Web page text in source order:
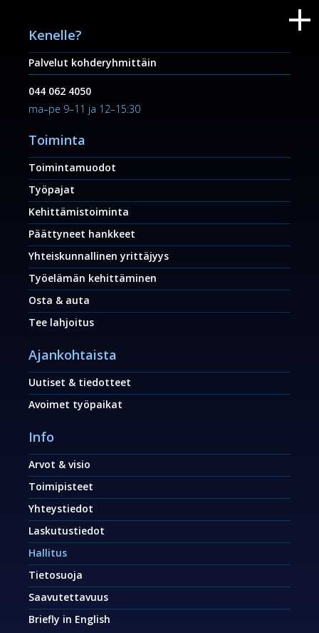
Kenelle?
Palvelut kohderyhmittäin
044 062 4050
ma–pe 9–11 ja 12–15:30
Toiminta
Toimintamuodot
Työpajat
Kehittämistoiminta
Päättyneet hankkeet
Yhteiskunnallinen yrittäjyys
Työelämän kehittäminen
Osta & auta
Tee lahjoitus
Ajankohtaista
Uutiset & tiedotteet
Avoimet työpaikat
Info
Arvot & visio
Toimipisteet
Yhteystiedot
Laskutustiedot
Hallitus
Tietosuoja
Saavutettavuus
Briefly in English